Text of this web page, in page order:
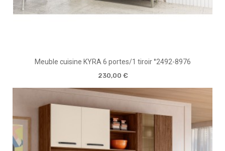
Meuble cuisine KYRA 6 portes/1 tiroir °2492-8976
230,00 €